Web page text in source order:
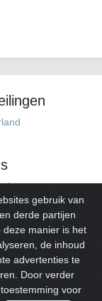
gebruik van
derde partijen
deze manier is het
de inhoud
advertenties te
Door verder
voor